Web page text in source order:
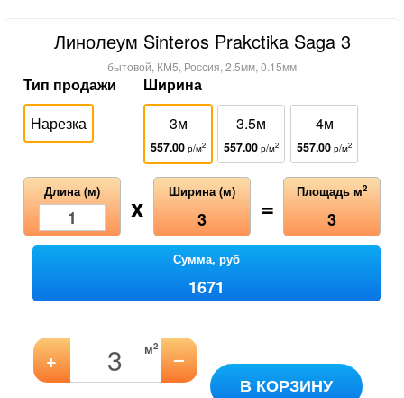
Линолеум Sinteros Prakctika Saga 3
бытовой, КМ5, Россия, 2.5мм, 0.15мм
Тип продажи
Нарезка
Ширина
3м
557.00 р/м2
3.5м
557.00 р/м2
4м
557.00 р/м2
Длина (м) x Ширина (м)
3 = Площадь м2
3
Сумма, руб
1671
+ м2 –
В КОРЗИНУ